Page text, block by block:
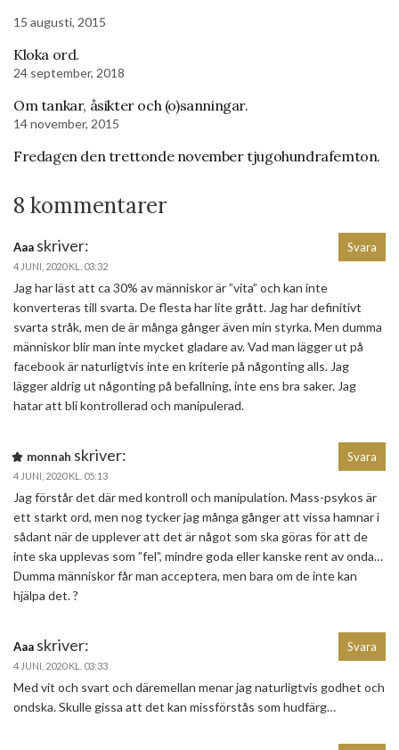
15 augusti, 2015
Kloka ord.
24 september, 2018
Om tankar, åsikter och (o)sanningar.
14 november, 2015
Fredagen den trettonde november tjugohundrafemton.
8 kommentarer
Aaa skriver:
4 JUNI, 2020 KL. 03:32
Jag har läst att ca 30% av människor är ”vita” och kan inte
konverteras till svarta. De flesta har lite grått. Jag har definitivt
svarta stråk, men de är många gånger även min styrka. Men dumma
människor blir man inte mycket gladare av. Vad man lägger ut på
facebook är naturligtvis inte en kriterie på någonting alls. Jag
lägger aldrig ut någonting på befallning, inte ens bra saker. Jag
hatar att bli kontrollerad och manipulerad.
Svara
monnah skriver:
4 JUNI, 2020 KL. 05:13
Jag förstår det där med kontroll och manipulation. Mass-psykos är
ett starkt ord, men nog tycker jag många gånger att vissa hamnar i
sådant när de upplever att det är något som ska göras för att de
inte ska upplevas som ”fel”, mindre goda eller kanske rent av onda…
Dumma människor får man acceptera, men bara om de inte kan
hjälpa det. ?
Svara
Aaa skriver:
4 JUNI, 2020 KL. 03:33
Med vit och svart och däremellan menar jag naturligtvis godhet och
ondska. Skulle gissa att det kan missförstås som hudfärg…
Svara